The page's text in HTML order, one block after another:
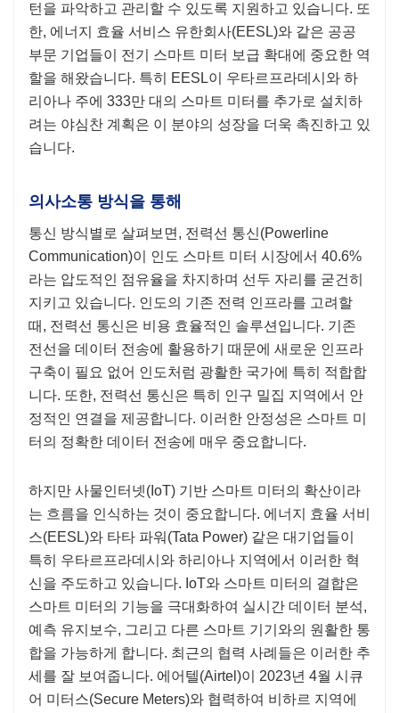
턴을 파악하고 관리할 수 있도록 지원하고 있습니다. 또
한, 에너지 효율 서비스 유한회사(EESL)와 같은 공공
부문 기업들이 전기 스마트 미터 보급 확대에 중요한 역
할을 해왔습니다. 특히 EESL이 우타르프라데시와 하
리아나 주에 333만 대의 스마트 미터를 추가로 설치하
려는 야심찬 계획은 이 분야의 성장을 더욱 촉진하고 있
습니다.
의사소통 방식을 통해
통신 방식별로 살펴보면, 전력선 통신(Powerline
Communication)이 인도 스마트 미터 시장에서 40.6%
라는 압도적인 점유율을 차지하며 선두 자리를 굳건히
지키고 있습니다. 인도의 기존 전력 인프라를 고려할
때, 전력선 통신은 비용 효율적인 솔루션입니다. 기존
전선을 데이터 전송에 활용하기 때문에 새로운 인프라
구축이 필요 없어 인도처럼 광활한 국가에 특히 적합합
니다. 또한, 전력선 통신은 특히 인구 밀집 지역에서 안
정적인 연결을 제공합니다. 이러한 안정성은 스마트 미
터의 정확한 데이터 전송에 매우 중요합니다.
하지만 사물인터넷(IoT) 기반 스마트 미터의 확산이라
는 흐름을 인식하는 것이 중요합니다. 에너지 효율 서비
스(EESL)와 타타 파워(Tata Power) 같은 대기업들이
특히 우타르프라데시와 하리아나 지역에서 이러한 혁
신을 주도하고 있습니다. IoT와 스마트 미터의 결합은
스마트 미터의 기능을 극대화하여 실시간 데이터 분석,
예측 유지보수, 그리고 다른 스마트 기기와의 원활한 통
합을 가능하게 합니다. 최근의 협력 사례들은 이러한 추
세를 잘 보여줍니다. 에어텔(Airtel)이 2023년 4월 시큐
어 미터스(Secure Meters)와 협력하여 비하르 지역에